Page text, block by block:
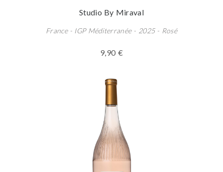
Studio By Miraval
France - IGP Méditerranée - 2025 - Rosé
9,90 €